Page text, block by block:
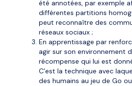
été annotées, par exemple
différentes partitions
peut reconnaître des
réseaux sociaux ;
En apprentissage par
agir sur son environnement
récompense qui lui est
C’est la technique avec
des humains au jeu de Go